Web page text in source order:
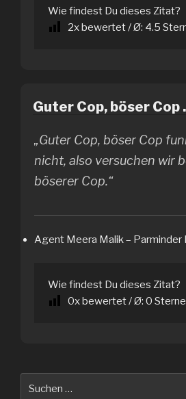
Wie findest Du dieses Zitat?
2x bewertet / Ø: 4.5
Guter Cop, böser Cop
„Guter Cop, böser Cop
nicht, also versuchen wir
böserer Cop.“
Agent Meera Malik – Parminder
Wie findest Du dieses Zitat?
0x bewertet / Ø: 0 Sterne